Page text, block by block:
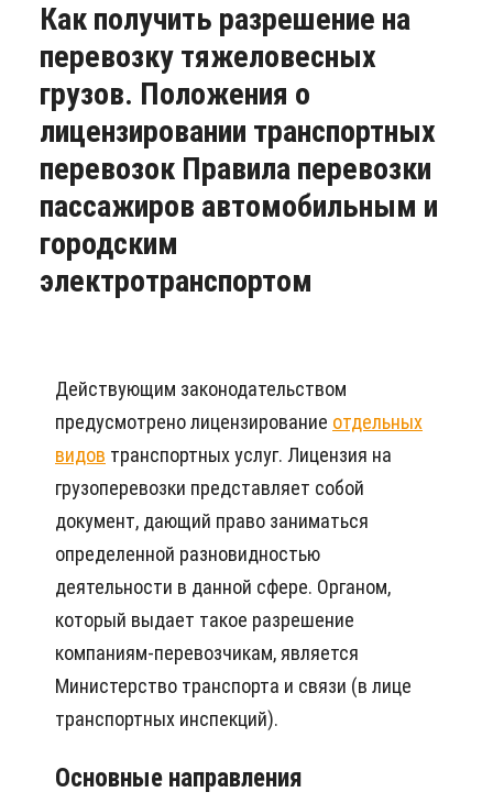
Как получить разрешение на
перевозку тяжеловесных
грузов. Положения о
лицензировании транспортных
перевозок Правила перевозки
пассажиров автомобильным и
городским
электротранспортом
Действующим законодательством
предусмотрено лицензирование отдельных
видов транспортных услуг. Лицензия на
грузоперевозки представляет собой
документ, дающий право заниматься
определенной разновидностью
деятельности в данной сфере. Органом,
который выдает такое разрешение
компаниям-перевозчикам, является
Министерство транспорта и связи (в лице
транспортных инспекций).
Основные направления